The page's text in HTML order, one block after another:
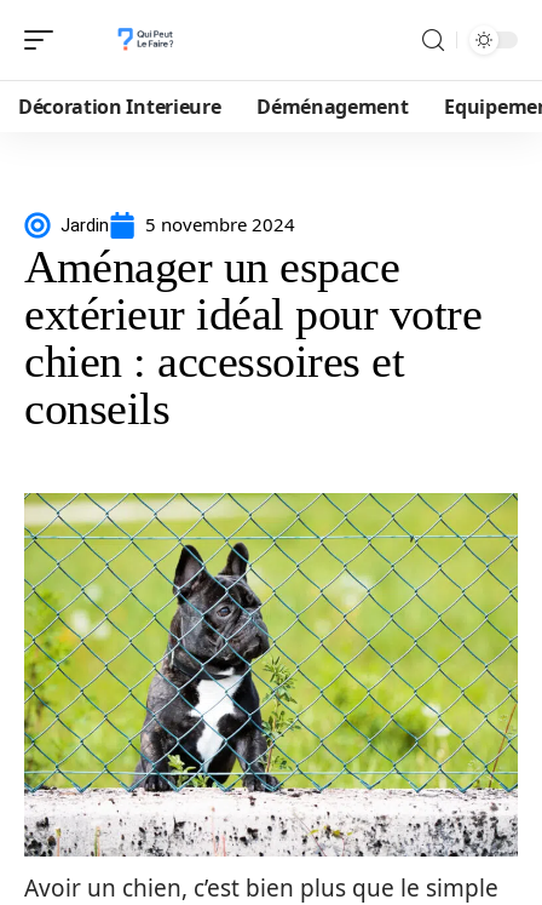
Décoration Interieure Déménagement
Jardin 5 novembre 2024
Aménager un espace
extérieur idéal pour votre
chien : accessoires et
conseils
Avoir un chien, c’est bien plus que le simple